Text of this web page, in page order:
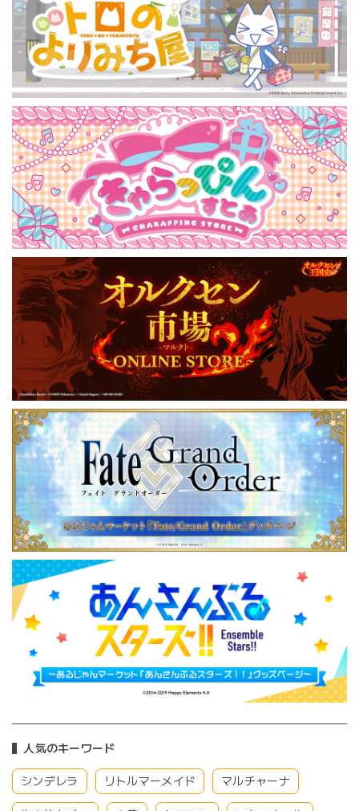
人気のキーワード
シンデレラ リトルマーメイド マルチャーナ